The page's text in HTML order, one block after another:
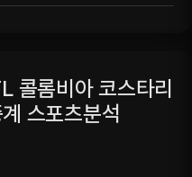
롬비아 코스타리
스포츠분석